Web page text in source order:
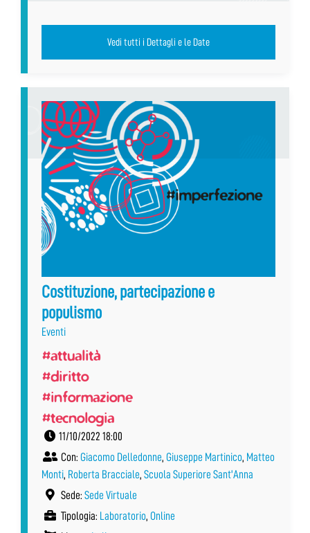
Vedi tutti i Dettagli e le Date
Costituzione, partecipazione e
populismo
Eventi
#attualità
#diritto
#informazione
#tecnologia
11/10/2022 18:00
Con: Giacomo Delledonne, Giuseppe Martinico, Matteo
Monti, Roberta Bracciale, Scuola Superiore Sant'Anna
Sede: Sede Virtuale
Tipologia: Laboratorio, Online